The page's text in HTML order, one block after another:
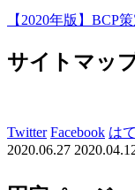
【2020年版】BCP
サイトマッ
Twitter Facebook は
2020.06.27